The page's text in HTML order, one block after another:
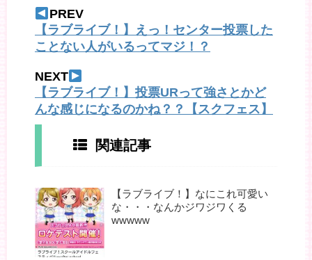
PREV
【ラブライブ！】えっ！センター投票した
ことない人がいるってマジ！？
NEXT
【ラブライブ！】投票URって強さとかど
んな感じになるのかね？？【スクフェス】
関連記事
【ラブライブ！】なにこれ可愛い
な・・・なんかジワジワくる
wwwww